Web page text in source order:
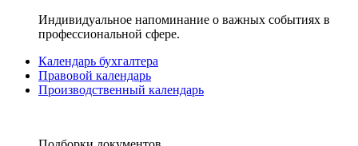
Индивидуальное напоминание о важных событиях в
профессиональной сфере.
Календарь бухгалтера
Правовой календарь
Производственный календарь